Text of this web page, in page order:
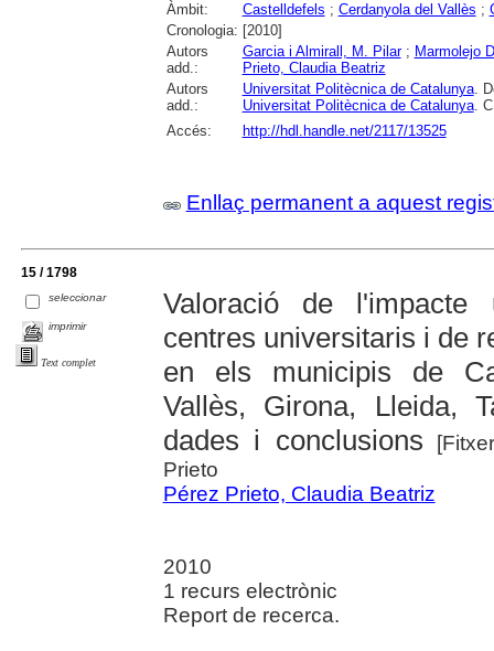
Àmbit:
Castelldefels ; Cerdanyola del Vallès ;
Cronologia: [2010]
Autors
add.:
Garcia i Almirall, M. Pilar; Marmolejo
Prieto, Claudia Beatriz
Autors
add.:
Universitat Politècnica de Catalunya.
Universitat Politècnica de Catalunya.
Accés:
http://hdl.handle.net/2117/13525
Enllaç permanent a aquest
15 / 1798
seleccionar
imprimir
Text complet
Valoració de l'impacte
centres universitaris i de
en els municipis de
Vallès, Girona, Lleida,
dades i conclusions
Prieto
Pérez Prieto, Claudia Beatriz
2010
1 recurs electrònic
Report de recerca.